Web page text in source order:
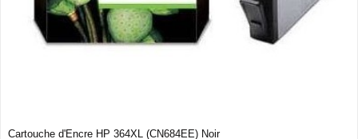
Cartouche d'Encre HP 364XL (CN684EE) Noir